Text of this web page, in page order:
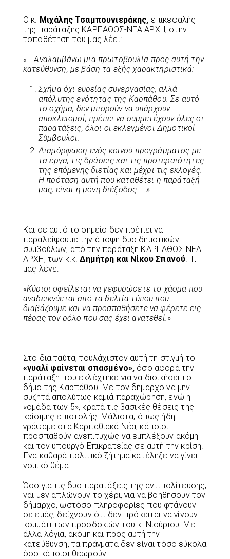
Ο κ. Μιχάλης Τσαμπουνιεράκης, επικεφαλής
της παράταξης ΚΑΡΠΑΘΟΣ-ΝΕΑ ΑΡΧΗ, στην
τοποθέτηση του μας λέει:
«….Αναλαμβάνω μια πρωτοβουλία προς αυτή την
κατεύθυνση, με βάση τα εξής χαρακτηριστικά:
Σχήμα όχι ευρείας συνεργασίας, αλλά
απόλυτης ενότητας της Καρπάθου. Σε αυτό
το σχήμα, δεν μπορούν να υπάρχουν
αποκλεισμοί, πρέπει να συμμετέχουν όλες οι
παρατάξεις, όλοι οι εκλεγμένοι Δημοτικοί
Σύμβουλοι.
Διαμόρφωση ενός κοινού προγράμματος με
τα έργα, τις δράσεις και τις προτεραιότητες
της επόμενης διετίας και μέχρι τις εκλογές.
Η πρόταση αυτή που καταθέτει η παράταξή
μας, είναι η μόνη διέξοδος…..»
Και σε αυτό το σημείο δεν πρέπει να
παραλείψουμε την άποψη δυο δημοτικών
συμβούλων, από την παράταξη ΚΑΡΠΑΘΟΣ-ΝΕΑ
ΑΡΧΗ, των κ.κ.Δημήτρη και Νίκου Σπανού . Τι
μας λένε:
«Κύριοι οφείλεται να γεφυρώσετε το χάσμα που
αναδεικνύεται από τα δελτία τύπου που
διαβάζουμε και να προσπαθήσετε να φέρετε εις
πέρας τον ρόλο που σας έχει ανατεθεί.»
Στο δια ταύτα, τουλάχιστον αυτή τη στιγμή το
«γυαλί φαίνεται σπασμένο», όσο αφορά την
παράταξη που εκλέχτηκε για να διοικήσει το
δήμο της Καρπάθου. Με τον δήμαρχο να μην
συζητά απολύτως καμιά παραχώρηση, ενώ η
«ομάδα των 5», κρατά τις βασικές θέσεις της
κρίσιμης επιστολής. Μάλιστα, όπως ήδη
γράψαμε στα Καρπαθιακά Νέα, κάποιοι
προσπαθούν ανεπιτυχώς να εμπλέξουν ακόμη
και τον υπουργό Επικρατείας σε αυτή την κρίση.
Ένα καθαρά πολιτικό ζήτημα κατέληξε να γίνει
νομικό θέμα.
Όσο για τις δυο παρατάξεις της αντιπολίτευσης,
ναι μεν απλώνουν το χέρι, για να βοηθήσουν τον
δήμαρχο, ωστόσο πληροφορίες που φτάνουν
σε εμάς, δείχνουν ότι δεν πρόκειται να γίνουν
κομμάτι των προσδοκιών του κ. Νισύριου. Με
άλλα λόγια, ακόμη και προς αυτή την
κατεύθυνση, τα πράγματα δεν είναι τόσο εύκολα
όσο κάποιοι θεωρούν.